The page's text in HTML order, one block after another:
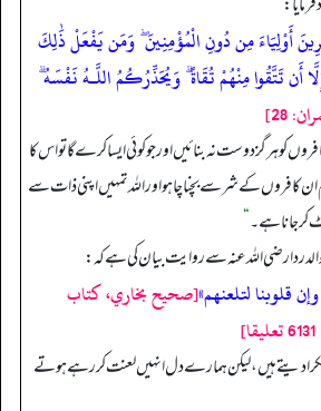
أَوْلِيَاءَ مِن دُونِ الْمُؤْمِنِينَ ۖ وَمَن يَفْعَلْ ذَٰلِكَ
أَن تَتَّقُوا مِنْهُمْ تُقَاةً ۗ وَيُحَذِّرُكُمُ اللَّـهُ نَفْسَهُ
28]
کو ہرگز دوست نہ بنائیں اور جو کوئی ایسا کرے گا تو اس کا
ان کافروں کے شر سے بچنا چاہو اور اللہ تمہیں اپنی ذات سے
کر جانا ہے۔“
الدردا رضی الله عنہ سے روایت بیان کی ہے کہ:
قلوبنا لتلعنهم»[صحيح بخاري، كتاب
دیتے ہیں، لیکن ہمارے دل انہیں لعنت کر رہے ہوتے